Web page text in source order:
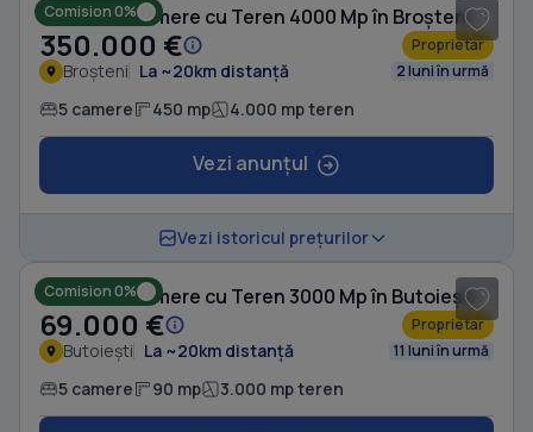
Comision 0%
Casă cu 5 camere cu Teren 4000 Mp în Broșteni
350.000 € Proprietar
Broșteni La ~20km distanță 2 luni în urmă
5 camere 450 mp 4.000 mp teren
Vezi anunțul
Vezi istoricul prețurilor
Comision 0%
Casă cu 5 camere cu Teren 3000 Mp în Butoiești
69.000 € Proprietar
Butoiești La ~20km distanță 11 luni în urmă
5 camere 90 mp 3.000 mp teren